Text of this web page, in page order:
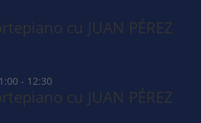
cu JUAN PÉREZ
- 12:30
cu JUAN PÉREZ